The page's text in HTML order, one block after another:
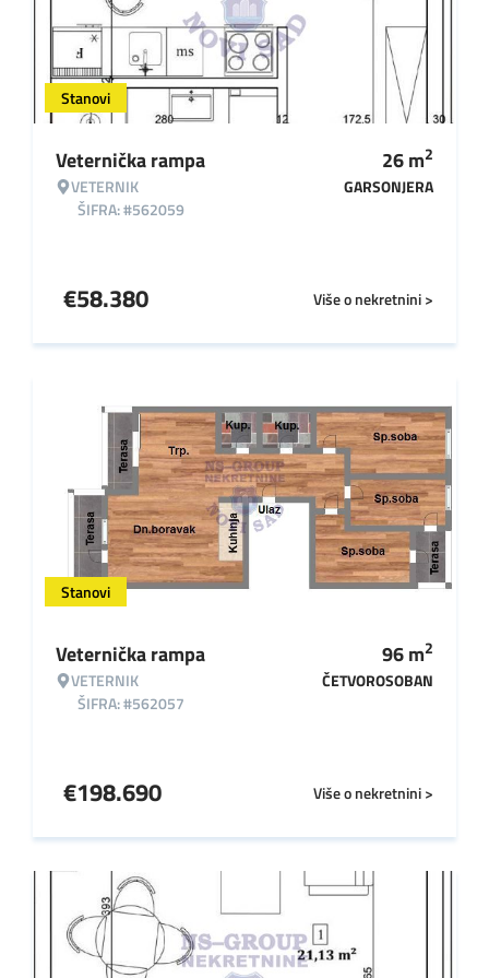
Stanovi
Veternička rampa
VETERNIK
ŠIFRA: #562059
26m2
GARSONJERA
Više o nekretnini >
€58.380
Stanovi
Veternička rampa
VETERNIK
ŠIFRA: #562057
96m2
ČETVOROSOBAN
Više o nekretnini >
€198.690